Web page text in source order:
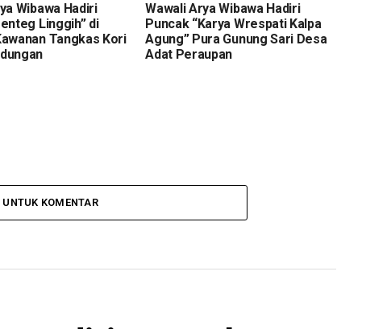
Wibawa Hadiri
Linggih” di
Tangkas Kori
Wawali Arya Wibawa Hadiri
Puncak “Karya Wrespati Kalpa
Agung” Pura Gunung Sari Desa
Adat Peraupan
UNTUK KOMENTAR